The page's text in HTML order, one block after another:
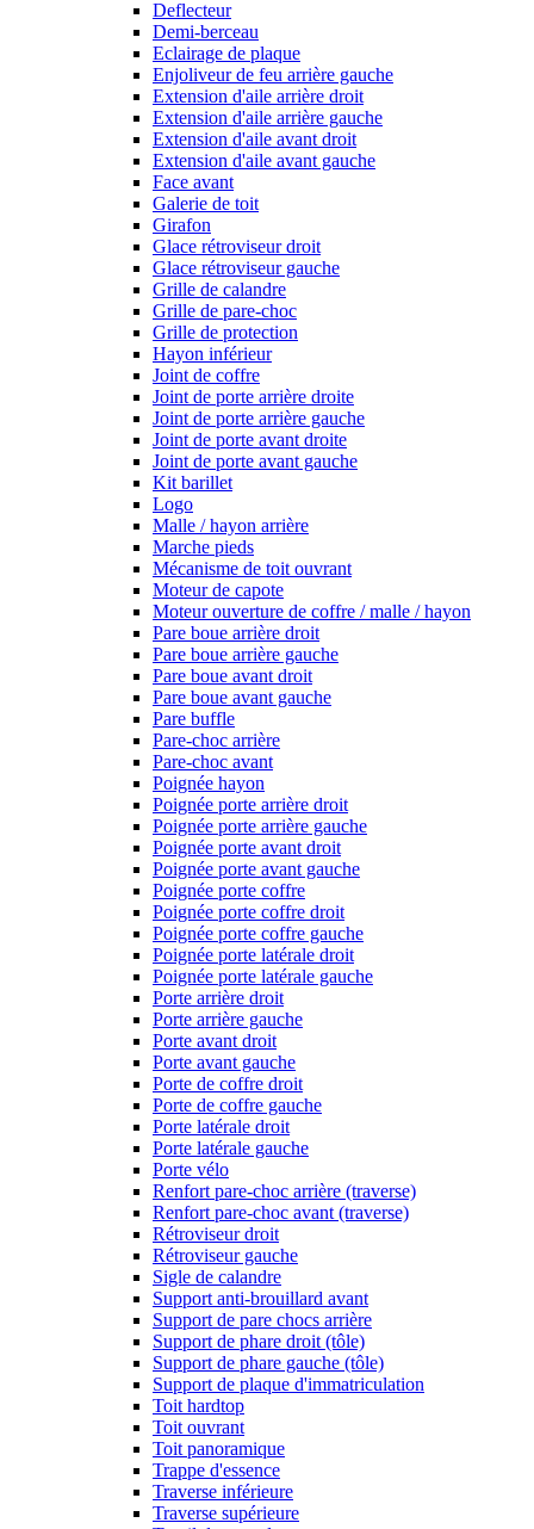
Deflecteur
Demi-berceau
Eclairage de plaque
Enjoliveur de feu arrière gauche
Extension d'aile arrière droit
Extension d'aile arrière gauche
Extension d'aile avant droit
Extension d'aile avant gauche
Face avant
Galerie de toit
Girafon
Glace rétroviseur droit
Glace rétroviseur gauche
Grille de calandre
Grille de pare-choc
Grille de protection
Hayon inférieur
Joint de coffre
Joint de porte arrière droite
Joint de porte arrière gauche
Joint de porte avant droite
Joint de porte avant gauche
Kit barillet
Logo
Malle / hayon arrière
Marche pieds
Mécanisme de toit ouvrant
Moteur de capote
Moteur ouverture de coffre / malle / hayon
Pare boue arrière droit
Pare boue arrière gauche
Pare boue avant droit
Pare boue avant gauche
Pare buffle
Pare-choc arrière
Pare-choc avant
Poignée hayon
Poignée porte arrière droit
Poignée porte arrière gauche
Poignée porte avant droit
Poignée porte avant gauche
Poignée porte coffre
Poignée porte coffre droit
Poignée porte coffre gauche
Poignée porte latérale droit
Poignée porte latérale gauche
Porte arrière droit
Porte arrière gauche
Porte avant droit
Porte avant gauche
Porte de coffre droit
Porte de coffre gauche
Porte latérale droit
Porte latérale gauche
Porte vélo
Renfort pare-choc arrière (traverse)
Renfort pare-choc avant (traverse)
Rétroviseur droit
Rétroviseur gauche
Sigle de calandre
Support anti-brouillard avant
Support de pare chocs arrière
Support de phare droit (tôle)
Support de phare gauche (tôle)
Support de plaque d'immatriculation
Toit hardtop
Toit ouvrant
Toit panoramique
Trappe d'essence
Traverse inférieure
Traverse supérieure